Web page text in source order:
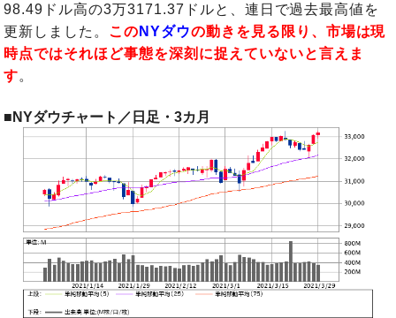
98.49ドル高の3万3171.37ドルと、連日で過去最高値を
更新しました。 この NYダウの動きを見る限り、市場は現
時点ではそれほど事態を深刻に捉えていないと言えま
す。
■NYダウチャート／日足・3カ月